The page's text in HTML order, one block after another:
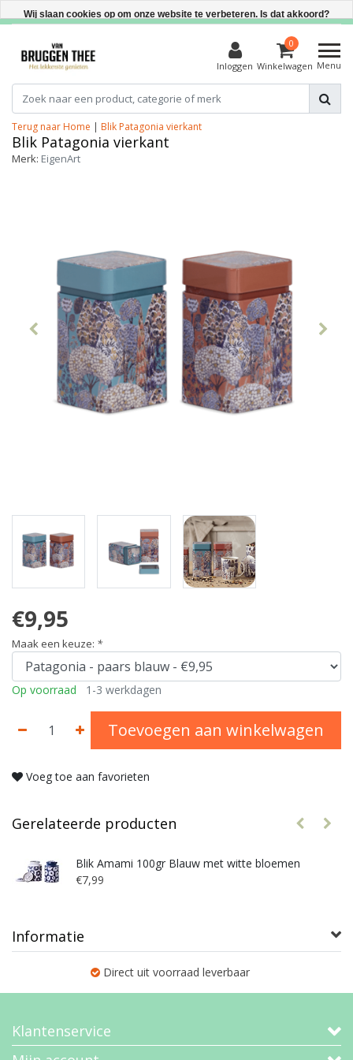
Direct uit voorraad leverbaar
Inloggen
0
Winkelwagen Menu
Terug naar Home | Blik Patagonia vierkant
Blik Patagonia vierkant
Merk: EigenArt
€9,95
Maak een keuze: *
Op voorraad 1-3 werkdagen
Toevoegen aan winkelwagen
Voeg toe aan favorieten
Gerelateerde producten
Blik Amami 100gr Blauw met witte bloemen
€7,99
Informatie
Direct uit voorraad leverbaar
Klantenservice
Wij slaan cookies op om onze website te verbeteren. Is dat akkoord?
Meer over cookies »